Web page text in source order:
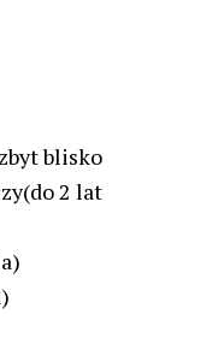
blisko
2 lat